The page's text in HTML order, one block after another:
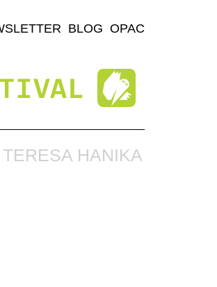
BLOG OPAC
HANIKA